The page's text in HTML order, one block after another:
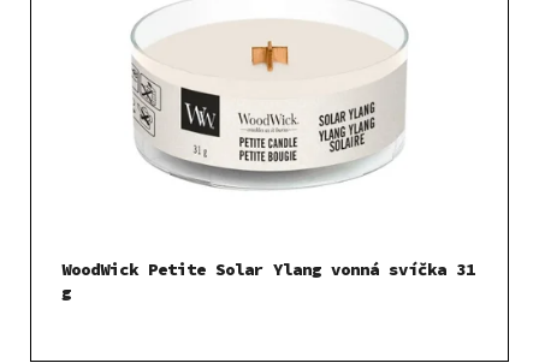
WoodWick Petite Solar Ylang vonná svíčka 31
g